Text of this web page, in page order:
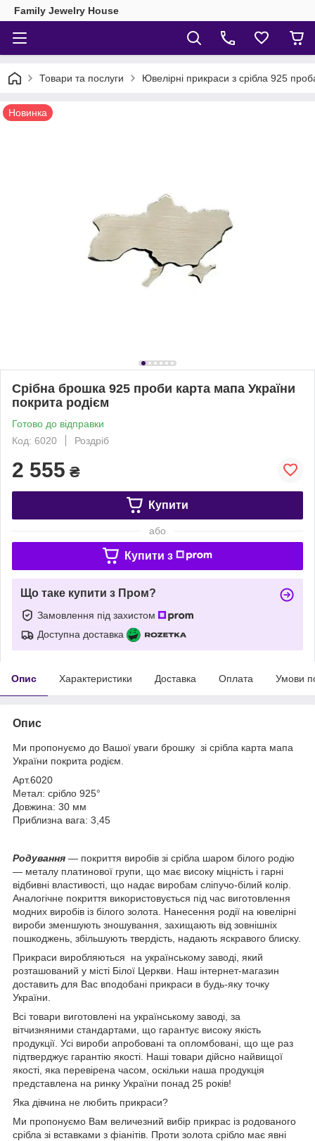
Family Jewelry House
Товари та послуги Ювелірні прикраси з срібла 925
Новинка
Срібна брошка 925 проби карта мапа України
покрита родієм
Готово до відправки
Код: 6020
Роздріб
2 555 ₴
Купити
або
Купити з
Що таке купити з Пром?
Замовлення під захистом
Доступна доставка
Опис Характеристики Доставка Оплата Умови
Опис
Ми пропонуємо до Вашої уваги брошку зі срібла карта мапа
України покрита родієм.
Арт.6020
Метал: срібло 925°
Довжина: 30 мм
Приблизна вага: 3,45
Родування — покриття виробів зі срібла шаром білого родію
— металу платинової групи, що має високу міцність і гарні
відбивні властивості, що надає виробам сліпучо-білий колір.
Аналогічне покриття використовується під час виготовлення
модних виробів із білого золота. Нанесення родії на ювелірні
вироби зменшують зношування, захищають від зовнішніх
пошкоджень, збільшують твердість, надають яскравого блиску.
Прикраси виробляються на українському заводі, який
розташований у місті Білої Церкви. Наш інтернет-магазин
доставить для Вас вподобані прикраси в будь-яку точку
України.
Всі товари виготовлені на українському заводі, за
вітчизняними стандартами, що гарантує високу якість
продукції. Усі вироби апробовані та опломбовані, що ще раз
підтверджує гарантію якості. Наші товари дійсно найвищої
якості, яка перевірена часом, оскільки наша продукція
представлена на ринку України понад 25 років!
Яка дівчина не любить прикраси?
Ми пропонуємо Вам величезний вибір прикрас із родованого
срібла зі вставками з фіанітів. Проти золота срібло має явні